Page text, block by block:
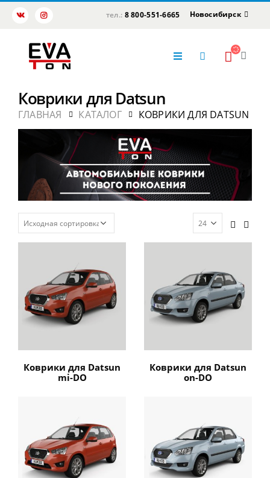
тел.: 8 800-551-6665 Новосибирск
Коврики для Datsun
ГЛАВНАЯ КАТАЛОГ КОВРИКИ ДЛЯ DATSUN
Коврики для Datsun
mi-DO
Коврики для Datsun
on-DO